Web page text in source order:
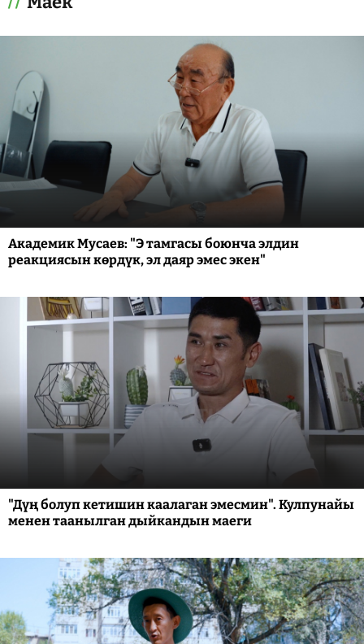
Академик Мусаев: "Э тамгасы боюнча элдин
реакциясын көрдүк, эл даяр эмес экен"
"Дүң болуп кетишин каалаган эмесмин". Кулпунайы
менен таанылган дыйкандын маеги